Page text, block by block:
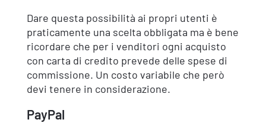
Dare questa possibilità ai propri utenti è
praticamente una scelta obbligata ma è bene
ricordare che per i venditori ogni acquisto
con carta di credito prevede delle spese di
commissione. Un costo variabile che però
devi tenere in considerazione.
PayPal